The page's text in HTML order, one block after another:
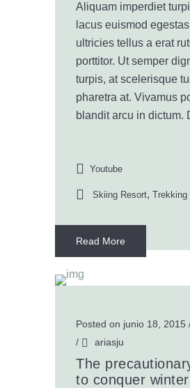
Aliquam imperdiet
lacus euismod
ultricies tellus a erat
porttitor. Ut semper
turpis, at scelerisque
pharetra at. Vivamus
blandit arcu in dictum.
Youtube
Skiing Resort, Trekking
Read More
Posted on junio 18, 2015
/
ariasju
The
to conquer winter